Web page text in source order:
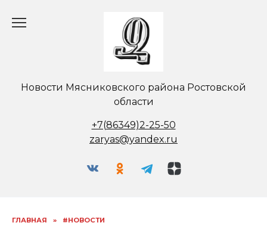
Новости Мясниковского района Ростовской
области
+7(86349)2-25-50
zaryas@yandex.ru
ГЛАВНАЯ » #НОВОСТИ